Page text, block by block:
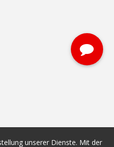
GmbH 2020
unserer Dienste. Mit der